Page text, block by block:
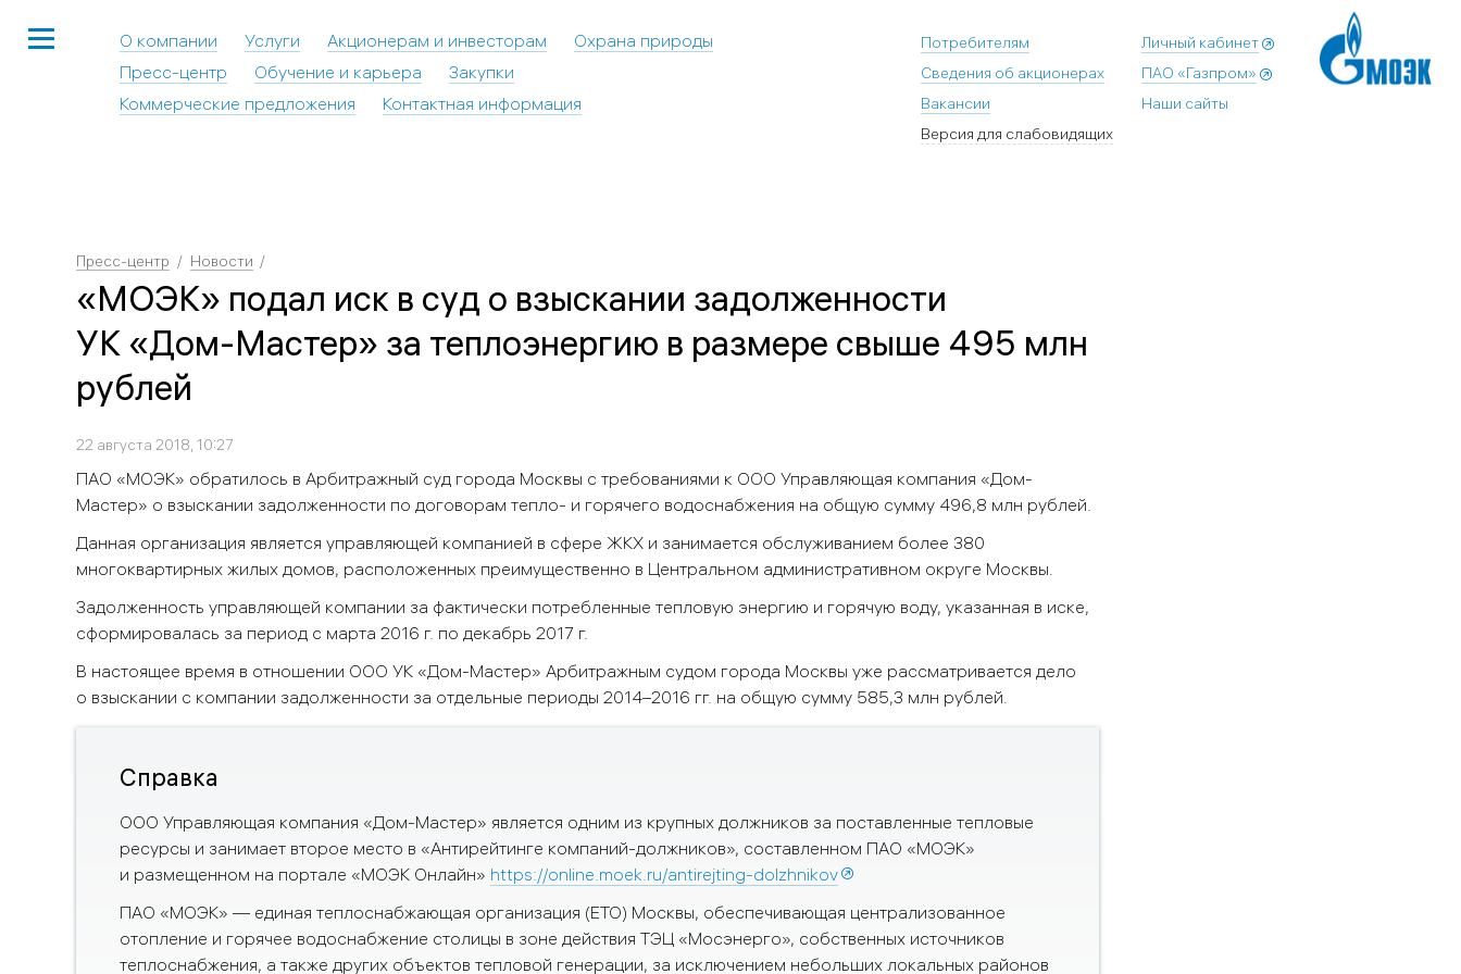
О компании Услуги Акционерам и инвесторам
Охрана природы
Пресс-центр
Обучение и карьера
Закупки
Коммерческие предложения
Контактная информация
Личный кабинет
ПАО «Газпром»
Наши сайты
Потребителям
Сведения об акционерах
Вакансии
Версия для слабовидящих
Пресс-центр Новости
«МОЭК» подал иск в суд о взыскании задолженности
УК «Дом-Мастер» за теплоэнергию в размере свыше 495 млн
рублей
22 августа 2018, 10:27
ПАО «МОЭК» обратилось в Арбитражный суд города Москвы с требованиями к ООО Управляющая компания «Дом-
Мастер» о взыскании задолженности по договорам тепло- и горячего водоснабжения на общую сумму 496,8 млн рублей.
Данная организация является управляющей компанией в сфере ЖКХ и занимается обслуживанием более 380
многоквартирных жилых домов, расположенных преимущественно в Центральном административном округе Москвы.
Задолженность управляющей компании за фактически потребленные тепловую энергию и горячую воду, указанная в иске,
сформировалась за период с марта 2016 г. по декабрь 2017 г.
В настоящее время в отношении ООО УК «Дом-Мастер» Арбитражным судом города Москвы уже рассматривается дело
о взыскании с компании задолженности за отдельные периоды 2014–2016 гг. на общую сумму 585,3 млн рублей.
Справка
ООО Управляющая компания «Дом-Мастер» является одним из крупных должников за поставленные тепловые
ресурсы и занимает второе место в «Антирейтинге компаний-должников», составленном ПАО «МОЭК»
и размещенном на портале «МОЭК Онлайн» https://online.moek.ru/antirejting-dolzhnikov
ПАО «МОЭК» — единая теплоснабжающая организация (ЕТО) Москвы, обеспечивающая централизованное
отопление и горячее водоснабжение столицы в зоне действия ТЭЦ «Мосэнерго», собственных источников
теплоснабжения, а также других объектов тепловой генерации, за исключением небольших локальных районов